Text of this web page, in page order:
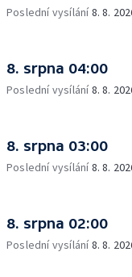
Poslední vysílání8. 8.
8. srpna 04:00
Poslední vysílání8. 8.
8. srpna 03:00
Poslední vysílání8. 8.
8. srpna 02:00
Poslední vysílání8. 8.